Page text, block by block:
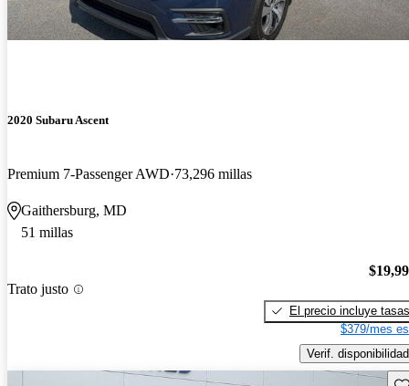
2020 Subaru Ascent
Premium 7-Passenger AWD 73,296 millas
Gaithersburg, MD
51 millas
Trato justo
El precio incluye tasas
$379/mes
Verif. disponibilidad